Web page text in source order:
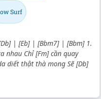
Surf
| [Eb] | [Bbm7] | [Bbm] 1.
nhau Chỉ [Fm] cần quay
diết thật thà mong Sẽ [Db]